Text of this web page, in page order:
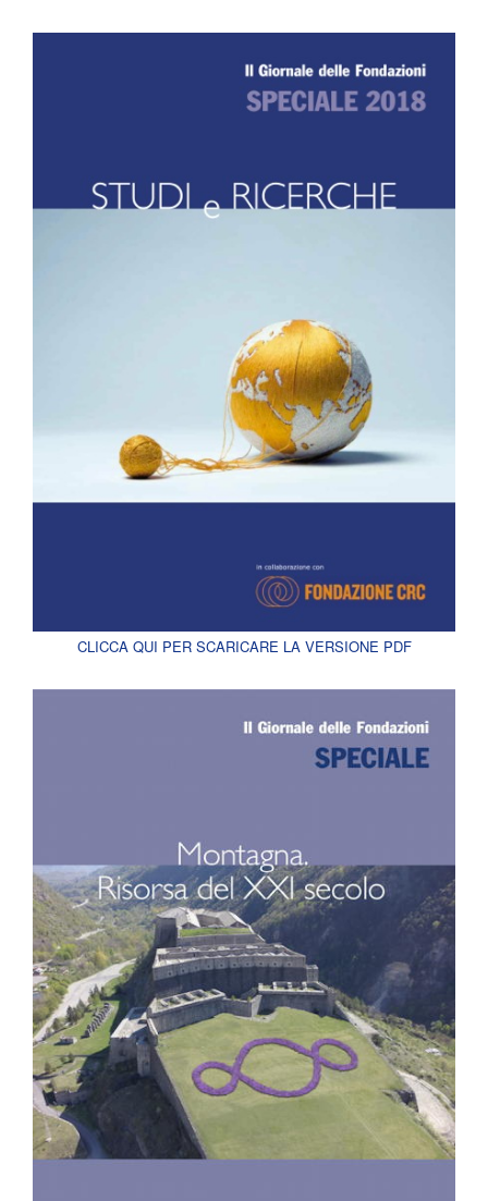
CLICCA QUI PER SCARICARE LA VERSIONE PDF